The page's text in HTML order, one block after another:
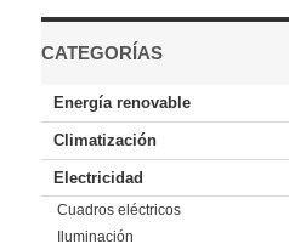
CATEGORÍAS
Energía renovable
Climatización
Electricidad
Cuadros eléctricos
Iluminación